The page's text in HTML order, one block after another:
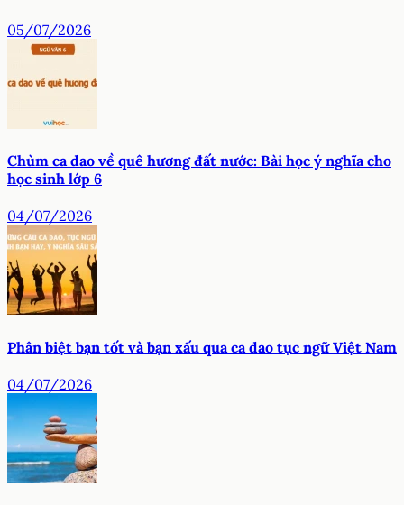
05/07/2026
Chùm ca dao về quê hương đất nước: Bài học ý nghĩa cho
học sinh lớp 6
04/07/2026
Phân biệt bạn tốt và bạn xấu qua ca dao tục ngữ Việt Nam
04/07/2026